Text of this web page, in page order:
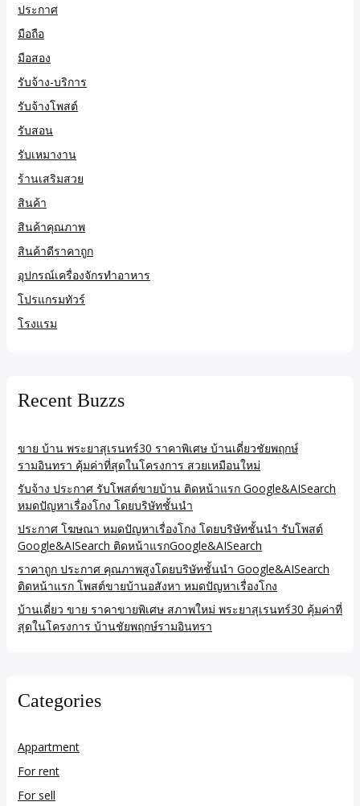
ประกาศ
มือถือ
มือสอง
รับจ้าง-บริการ
รับจ้างโพสต์
รับสอน
รับเหมางาน
ร้านเสริมสวย
สินค้า
สินค้าคุณภาพ
สินค้าดีราคาถูก
อุปกรณ์เครื่องจักรทำอาหาร
โปรแกรมทัวร์
โรงแรม
Recent Buzzs
ขาย บ้าน พระยาสุเรนทร์30 ราคาพิเศษ บ้านเดี่ยวชัยพฤกษ์
รามอินทรา คุ้มค่าที่สุดในโครงการ สวยเหมือนใหม่
รับจ้าง ประกาศ รับโพสต์ขายบ้าน ติดหน้าแรก Google&AISearch
หมดปัญหาเรื่องโกง โดยบริษัทชั้นนำ
ประกาศ โฆษณา หมดปัญหาเรื่องโกง โดยบริษัทชั้นนำ รับโพสต์
Google&AISearch ติดหน้าแรกGoogle&AISearch
ราคาถูก ประกาศ คุณภาพสูงโดยบริษัทชั้นนำ Google&AISearch
ติดหน้าแรก โพสต์ขายบ้านอสังหา หมดปัญหาเรื่องโกง
บ้านเดี่ยว ขาย ราคาขายพิเศษ สภาพใหม่ พระยาสุเรนทร์30 คุ้มค่าที่
สุดในโครงการ บ้านชัยพฤกษ์รามอินทรา
Categories
Appartment
For rent
For sell